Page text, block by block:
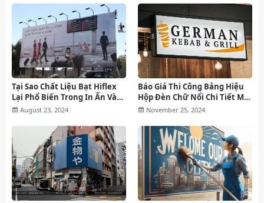
Tại Sao Chất Liệu Bạt Hiflex
Lại Phổ Biến Trong In Ấn Và
Thi Công Bảng Hiệu
August 23, 2024
Báo Giá Thi Công Bảng Hiệu
Hộp Đèn Chữ Nổi Chi Tiết Mới
Nhất
November 25, 2024